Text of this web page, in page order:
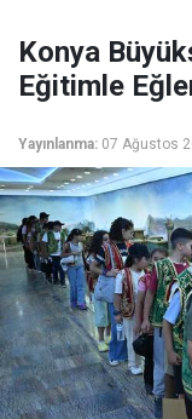
Konya
Eğitimle
Yayınlanma: 07 Ağustos